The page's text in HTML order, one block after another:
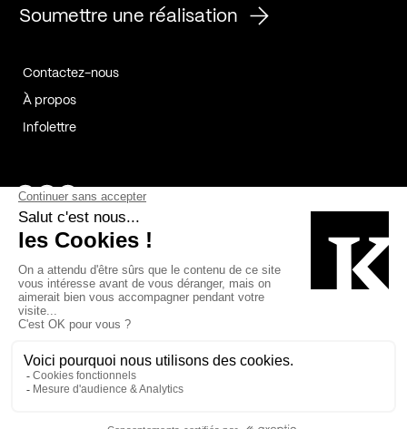
Soumettre une réalisation
Contactez-nous
À propos
Infolettre
Page Facebook de Kollectif
Page Instagram de Kollectif
Page Linkedin de Kollectif
Bâtiment-Durable-Québec-1
Esquisses-1IRAC-1
MP-1 v2com-1